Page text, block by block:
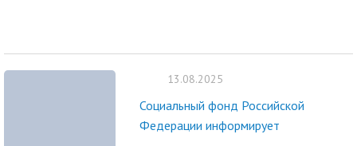
13.08.2025
Социальный фонд Российской
Федерации информирует